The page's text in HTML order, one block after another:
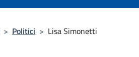
> Politici > Lisa Simonetti